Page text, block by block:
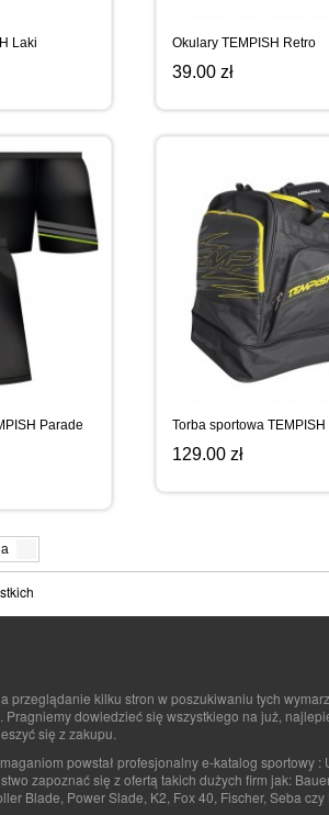
Laki Okulary TEMPISH Retro
39.00 zł
Parade
Torba sportowa
129.00 zł
przeglądanie kilku stron w poszukiwaniu tych
Pragniemy dowiedzieć się wszystkiego na już,
się z zakupu.
powstał profesjonalny e-katalog sportowy :
zapoznać się z ofertą takich dużych firm jak:
Blade, Power Slade, K2, Fox 40, Fischer, Seba czy